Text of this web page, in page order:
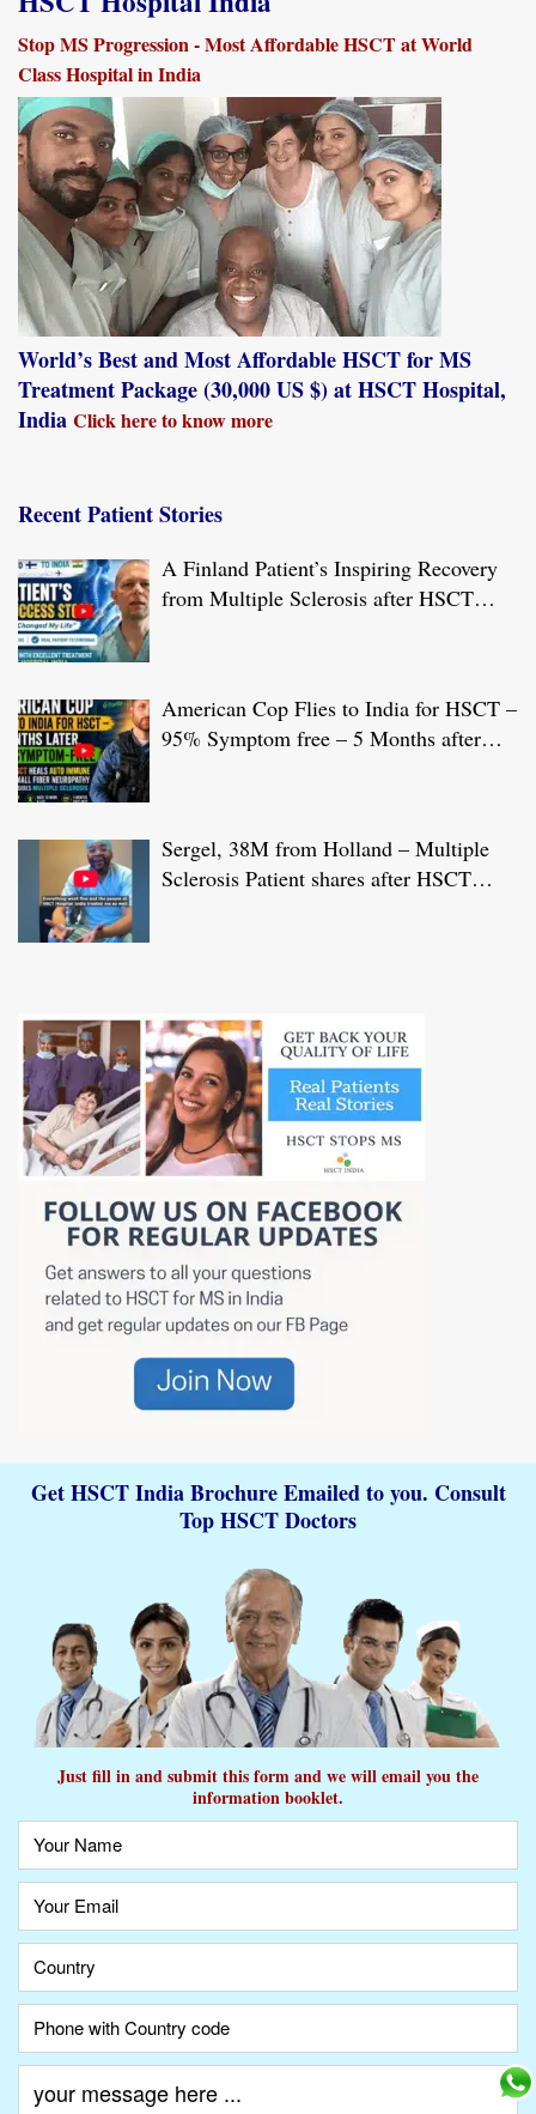
Stop MS Progression - Most Affordable HSCT at World
Class Hospital in India
World’s Best and Most Affordable HSCT for MS
Treatment Package (30,000 US $) at HSCT Hospital,
India Click here to know more
Recent Patient Stories
A Finland Patient’s Inspiring Recovery
from Multiple Sclerosis after HSCT
American Cop Flies to India for HSCT –
95% Symptom free – 5 Months after
Sergel, 38M from Holland – Multiple
Sclerosis Patient shares after HSCT
Get HSCT India Brochure Emailed to you. Consult
Top HSCT Doctors
Just fill in and submit this form and we will email you the
information booklet.